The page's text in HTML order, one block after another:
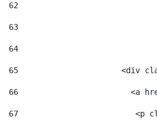
62
63
64
65
<div
66
<a
67
<p